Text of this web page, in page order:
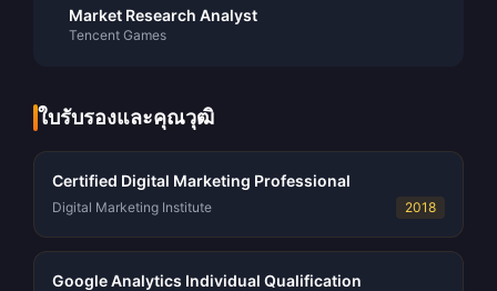
Market Research Analyst
Tencent Games
ใบรับรองและคุณวุฒิ
Certified Digital Marketing Professional
Digital Marketing Institute 2018
Google Analytics Individual Qualification